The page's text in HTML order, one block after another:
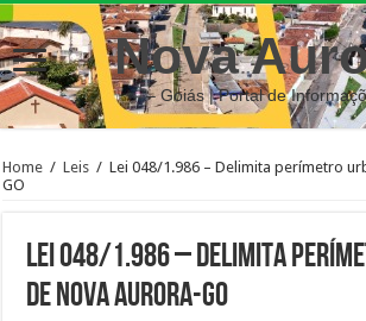
Nova
– Goiás | Portal de
Home / Leis / Lei 048/1.986 – Delimita perímetro
GO
Lei 048/1.986 – Delimita
de Nova Aurora-GO